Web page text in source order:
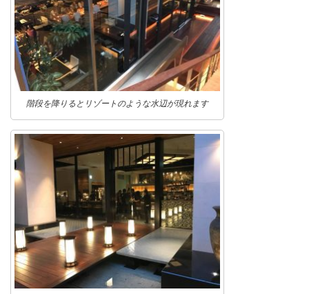
階段を降りるとリゾートのような水辺が現れます